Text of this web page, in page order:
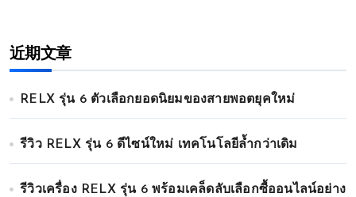
近期文章
RELX รุ่น 6 ตัวเลือกยอดนิยมของสายพอตยุคใหม่
รีวิว RELX รุ่น 6 ดีไซน์ใหม่ เทคโนโลยีล้ำกว่าเดิม
รีวิวเครื่อง RELX รุ่น 6 พร้อมเคล็ดลับเลือกซื้ออนไลน์อย่าง